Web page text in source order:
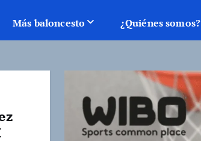
Más baloncesto ¿Quiénes somos?